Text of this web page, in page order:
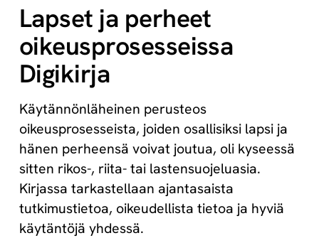
Lapset ja perheet
oikeusprosesseissa
Digikirja
Käytännönläheinen perusteos
oikeusprosesseista, joiden osallisiksi lapsi ja
hänen perheensä voivat joutua, oli kyseessä
sitten rikos-, riita- tai lastensuojeluasia.
Kirjassa tarkastellaan ajantasaista
tutkimustietoa, oikeudellista tietoa ja hyviä
käytäntöjä yhdessä.